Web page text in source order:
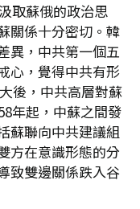
取蘇俄的政治思
關係十分密切。韓
異，中共第一個五
心，覺得中共有形
後，中共高層對蘇
年起，中蘇之間發
蘇聯向中共建議組
方在意識形態的分
致雙邊關係跌入谷